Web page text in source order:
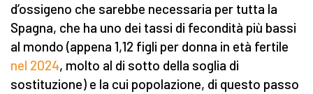
d’ossigeno che sarebbe necessaria per tutta la
Spagna, che ha uno dei tassi di fecondità più bassi
al mondo (appena 1,12 figli per donna in età fertile
nel 2024, molto al di sotto della soglia di
sostituzione) e la cui popolazione, di questo passo